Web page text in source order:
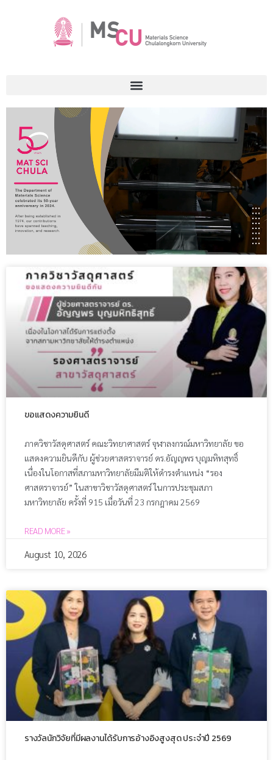
ขอแสดงความยินดี
ภาควิชาวัสดุศาสตร์ คณะวิทยาศาสตร์ จุฬาลงกรณ์มหาวิทยาลัย ขอ
แสดงความยินดีกับ ผู้ช่วยศาสตราจารย์ ดร.อัญญพร บุญมหิทสุทธิ์
เนื่องในโอกาสที่สภามหาวิทยาลัยมีมติให้ดำรงตำแหน่ง “รอง
ศาสตราจารย์” ในสาขาวิชาวัสดุศาสตร์ ในการประชุมสภา
มหาวิทยาลัย ครั้งที่ 915 เมื่อวันที่ 23 กรกฎาคม 2569
READ MORE »
August 10, 2026
รางวัลนักวิจัยที่มีผลงานได้รับการอ้างอิงสูงสุด ประจำปี 2569